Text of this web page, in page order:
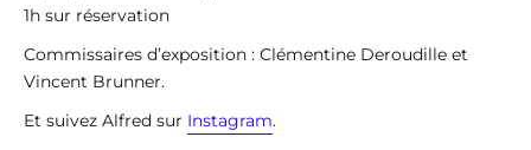
1h sur réservation
Commissaires d’exposition : Clémentine Deroudille et
Vincent Brunner.
Et suivez Alfred sur Instagram.